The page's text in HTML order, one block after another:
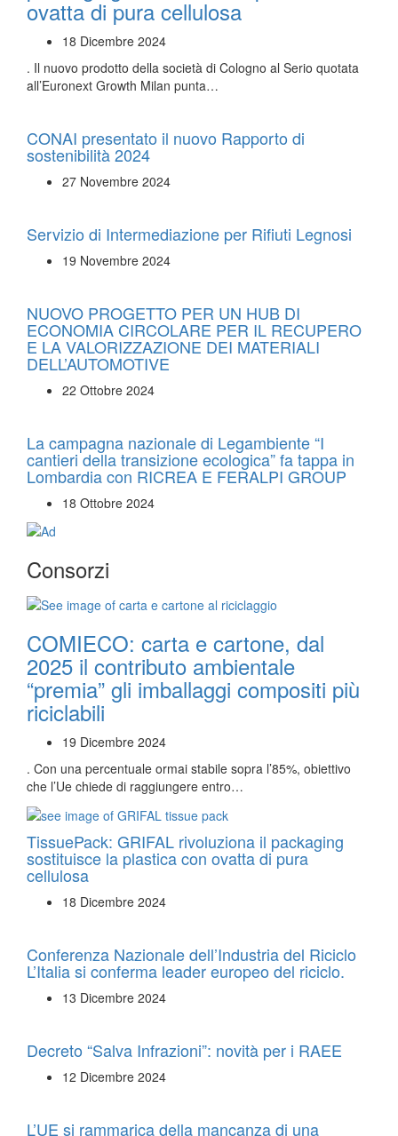
ovatta di pura cellulosa
18 Dicembre 2024
. Il nuovo prodotto della società di Cologno al Serio quotata
all’Euronext Growth Milan punta…
CONAI presentato il nuovo Rapporto di
sostenibilità 2024
27 Novembre 2024
Servizio di Intermediazione per Rifiuti Legnosi
19 Novembre 2024
NUOVO PROGETTO PER UN HUB DI
ECONOMIA CIRCOLARE PER IL RECUPERO
E LA VALORIZZAZIONE DEI MATERIALI
DELL’AUTOMOTIVE
22 Ottobre 2024
La campagna nazionale di Legambiente “I
cantieri della transizione ecologica” fa tappa in
Lombardia con RICREA E FERALPI GROUP
18 Ottobre 2024
Consorzi
COMIECO: carta e cartone, dal
2025 il contributo ambientale
“premia” gli imballaggi compositi più
riciclabili
19 Dicembre 2024
. Con una percentuale ormai stabile sopra l’85%, obiettivo
che l’Ue chiede di raggiungere entro…
TissuePack: GRIFAL rivoluziona il packaging
sostituisce la plastica con ovatta di pura
cellulosa
18 Dicembre 2024
Conferenza Nazionale dell’Industria del Riciclo
L’Italia si conferma leader europeo del riciclo.
13 Dicembre 2024
Decreto “Salva Infrazioni”: novità per i RAEE
12 Dicembre 2024
L’UE si rammarica della mancanza di una